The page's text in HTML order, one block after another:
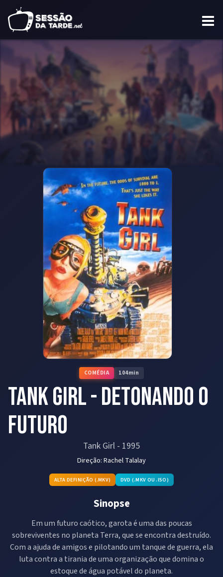
COMÉDIA 104min
Tank Girl - Detonando o
Futuro
Tank Girl - 1995
Direção:Rachel Talalay
ALTA DEFINIÇÃO (.MKV) DVD (.MKV OU .ISO)
Sinopse
Em um futuro caótico, garota é uma das poucas
sobreviventes no planeta Terra, que se encontra destruído.
Com a ajuda de amigos e pilotando um tanque de guerra, ela
luta contra a tirania de uma organização que domina o
estoque de água potável do planeta.